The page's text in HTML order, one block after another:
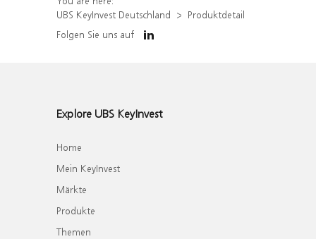
UBS KeyInvest Deutschland
Produktdetail
Folgen Sie uns auf
Explore UBS KeyInvest
Home
Mein KeyInvest
Märkte
Produkte
Themen